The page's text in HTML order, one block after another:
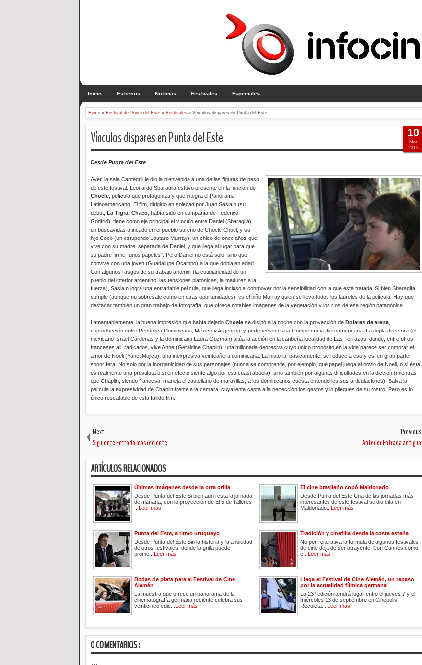
Inicio Estrenos Noticias Festivales Especiales
Home » Festival de Punta del Este » Festivales » Vínculos dispares en Punta del Este
Vínculos dispares en Punta del Este
Desde Punta del Este
Ayer, la sala Cantegrill le dio la bienvenida a una de las figuras de peso
de este festival. Leonardo Sbaraglia estuvo presente en la función de
Choele , película que protagoniza y que integra el Panorama
Latinoamericano. El film, dirigido en soledad por Juan Sasiaín (su
debut, La Tigra, Chaco , había sido en compañía de Federico
Godfrid), tiene como eje principal el vínculo entre Daniel (Sbaraglia),
un buscavidas afincado en el pueblo sureño de Choele Choel, y su
hijo Coco (un estupendo Lautaro Murray), un chico de once años que
vive con su madre, separada de Daniel, y que llega al lugar para que
su padre firme “unos papeles”. Pero Daniel no está solo, sino que
convive con una joven (Guadalupe Ocampo) a la que dobla en edad.
Con algunos rasgos de su trabajo anterior (la cotidianeidad de un
pueblo del interior argentino, las tensiones platónicas, la madurez a la
fuerza), Sasiaín logra una entrañable película, que llega incluso a conmover por la sensibilidad con la que está tratada. Si bien Sbaraglía
cumple (aunque no sobresale como en otras oportunidades), es el niño Murray quien se lleva todos los laureles de la película. Hay que
destacar también un gran trabajo de fotografía, que ofrece notables imágenes de la vegetación y los ríos de esa región patagónica.
Lamentablemente, la buena impresión que había dejado Choele se disipó a la noche con la proyección de Dolares de arena
coproducción entre República Dominicana, México y Argentina, y perteneciente a la Competencia Iberoamericana. La dupla directora (el
mexicano Israel Cárdenas y la dominicana Laura Guzmán) sitúa la acción en la caribeña localidad de Las Terrazas, donde, entre otros
franceses allí radicados, vive Anne (Geraldine Chaplin), una millonaria depresiva cuyo único propósito en la vida parece ser comprar el
amor de Noeli (Yanet Mojica), una inexpresiva veinteañera dominicana. La historia, básicamente, se reduce a eso y es, en gran parte,
soporífera. No solo por la inorganicidad de sus personajes (nunca se comprende, por ejemplo, qué papel juega el novio de Noeli, o si ésta
es realmente una prostituta o si en efecto siente algo por esa cuasi abuela), sino también por algunas dificultades en la dicción (mientras
que Chaplin, siendo francesa, maneja el castellano de maravillas, a los dominicanos cuesta entenderles sus articulaciones). Salva la
película la expresividad de Chaplin frente a la cámara, cuya lente capta a la perfección los gestos y lo pliegues de su rostro. Pero es lo
único rescatable de esta fallido film.
10
Mar
2015
Next
Siguiente Entrada más reciente
Previous
Anterior Entrada antigua
ARTÍCULOS RELACIONADOS
Últimas imágenes desde la otra orilla
Desde Punta del Este Si bien aun resta la jornada
de mañana, con la proyección de El 5 de Talleres
Leer más
El cine brasileño copó Maldonado
Desde Punta del Este Una de las jornadas más
interesantes de este festival se dio cita en
Maldonado...
Leer más
Punta del Este, a ritmo uruguayo
Desde Punta del Este Sin la histeria y la ansiedad
de otros festivales, donde la grilla puede
prome...
Leer más
Tradición y cinefilia desde la costa esteña
No por reiterativa la formula de algunos festivales
de cine deja de ser atrayente. Con Cannes como
e...
Leer más
Bodas de plata para el Festival de Cine
Alemán
La muestra que ofrece un panorama de la
cinematografía germana reciente celebra sus
veinticinco edic...
Leer más
Llega el Festival de Cine Alemán, un repaso
por la actualidad fílmica germana
La 23ª edición tendrá lugar entre el jueves 7 y el
miércoles 13 de septiembre en Cinépolis
Recoleta....
Leer más
0 COMENTARIOS :